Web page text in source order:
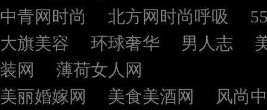
中青网时尚
北方网时尚呼吸
大旗美容
环球奢华 男人志
装网
薄荷女人网
美丽婚嫁网
美食美酒网
风尚